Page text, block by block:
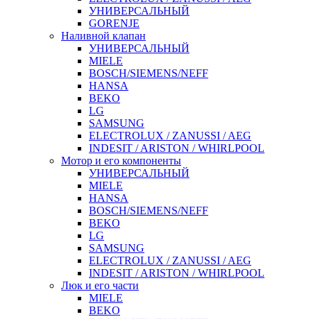
УНИВЕРСАЛЬНЫЙ
GORENJE
Наливной клапан
УНИВЕРСАЛЬНЫЙ
MIELE
BOSCH/SIEMENS/NEFF
HANSA
BEKO
LG
SAMSUNG
ELECTROLUX / ZANUSSI / AEG
INDESIT / ARISTON / WHIRLPOOL
Мотор и его компоненты
УНИВЕРСАЛЬНЫЙ
MIELE
HANSA
BOSCH/SIEMENS/NEFF
BEKO
LG
SAMSUNG
ELECTROLUX / ZANUSSI / AEG
INDESIT / ARISTON / WHIRLPOOL
Люк и его части
MIELE
BEKO